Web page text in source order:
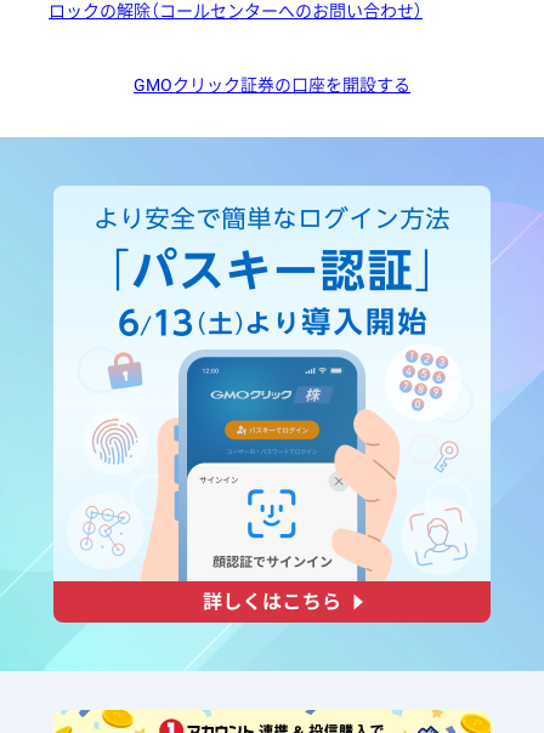
ロックの解除（コールセンターへのお問い合わせ）
GMOクリック証券の口座を開設する